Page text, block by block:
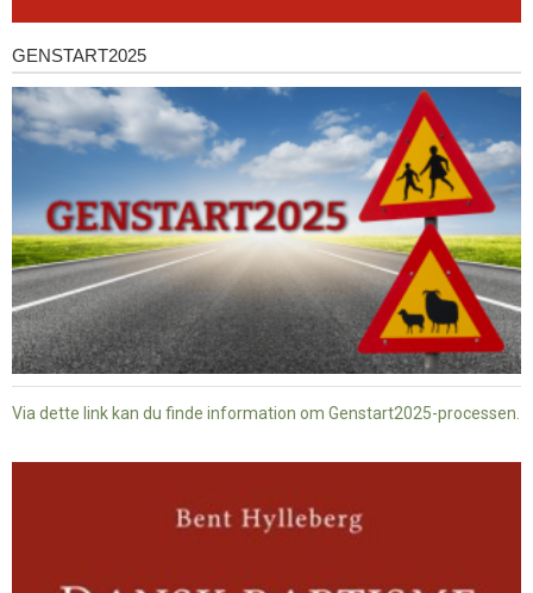
Genstart2025
GENSTART2025
Via dette link kan du finde information om Genstart2025-processen.